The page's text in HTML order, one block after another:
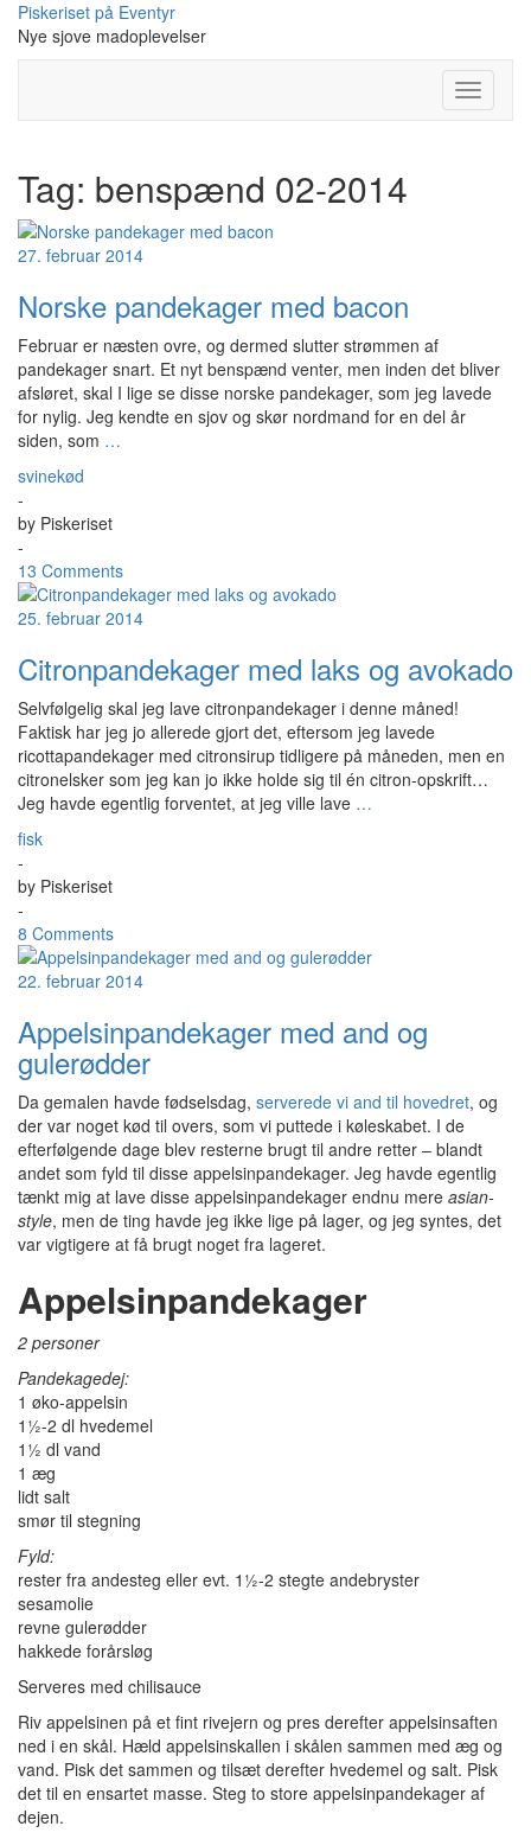
Skip
content
Piskeriset på Eventyr
Nye sjove madoplevelser
Toggle
Tag: benspænd 02-2014
27. februar 2014
Norske pandekager med bacon
Februar er næsten ovre, og dermed slutter strømmen af
pandekager snart. Et nyt benspænd venter, men inden det bliver
afsløret, skal I lige se disse norske pandekager, som jeg lavede
for nylig. Jeg kendte en sjov og skør nordmand for en del år
siden, som …
svinekød
-
by Piskeriset
-
13 Comments
25. februar 2014
Citronpandekager med laks og avokado
Selvfølgelig skal jeg lave citronpandekager i denne måned!
Faktisk har jeg jo allerede gjort det, eftersom jeg lavede
ricottapandekager med citronsirup tidligere på måneden, men en
citronelsker som jeg kan jo ikke holde sig til én citron-opskrift…
Jeg havde egentlig forventet, at jeg ville lave …
fisk
-
by Piskeriset
-
8 Comments
22. februar 2014
Appelsinpandekager med and og
gulerødder
Da gemalen havde fødselsdag, serverede vi and til hovedret, og
der var noget kød til overs, som vi puttede i køleskabet. I de
efterfølgende dage blev resterne brugt til andre retter – blandt
andet som fyld til disse appelsinpandekager. Jeg havde egentlig
tænkt mig at lave disse appelsinpandekager endnu mere asian-
style, men de ting havde jeg ikke lige på lager, og jeg syntes, det
var vigtigere at få brugt noget fra lageret.
Appelsinpandekager
2 personer
Pandekagedej:
1 øko-appelsin
1½-2 dl hvedemel
1½ dl vand
1 æg
lidt salt
smør til stegning
Fyld:
rester fra andesteg eller evt. 1½-2 stegte andebryster
sesamolie
revne gulerødder
hakkede forårsløg
Serveres med chilisauce
Riv appelsinen på et fint rivejern og pres derefter appelsinsaften
ned i en skål. Hæld appelsinskallen i skålen sammen med æg og
vand. Pisk det sammen og tilsæt derefter hvedemel og salt. Pisk
det til en ensartet masse. Steg to store appelsinpandekager af
dejen.